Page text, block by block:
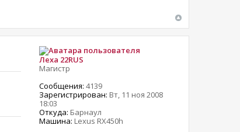
Леха 22RUS
Магистр
Сообщения: 4139
Зарегистрирован: Вт, 11 ноя 2008
18:03
Откуда: Барнаул
Машина: Lexus RX450h